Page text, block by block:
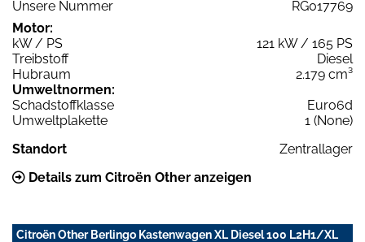
Unsere Nummer
RG017769
Motor:
kW / PS
121 kW / 165 PS
Treibstoff
Diesel
Hubraum
2.179 cm³
Umweltnormen:
Schadstoffklasse
Euro6d
Umweltplakette
1 (None)
Standort
Zentrallager
Details zum Citroën Other anzeigen
Citroën Other Berlingo Kastenwagen XL Diesel 100 L2H1/XL